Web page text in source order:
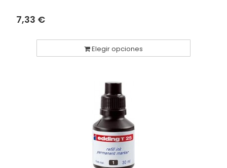
7,33 €
Elegir opciones